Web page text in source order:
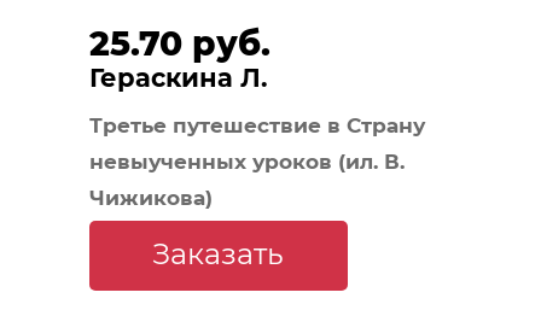
25.70 руб.
Гераскина Л.
Третье путешествие в Страну
невыученных уроков (ил. В.
Чижикова)
Заказать